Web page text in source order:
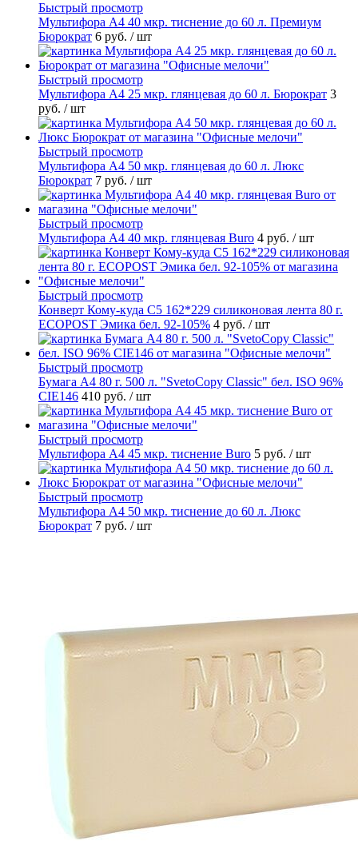
Быстрый просмотр
Мультифора А4 40 мкр. тиснение до 60 л. Премиум
Бюрократ 6 руб. / шт
Быстрый просмотр
Мультифора А4 25 мкр. глянцевая до 60 л. Бюрократ 3
руб. / шт
Быстрый просмотр
Мультифора А4 50 мкр. глянцевая до 60 л. Люкс
Бюрократ 7 руб. / шт
Быстрый просмотр
Мультифора А4 40 мкр. глянцевая Buro 4 руб. / шт
Быстрый просмотр
Конверт Кому-куда С5 162*229 силиконовая лента 80 г.
ECOPOST Эмика бел. 92-105% 4 руб. / шт
Быстрый просмотр
Бумага А4 80 г. 500 л. "SvetoCopy Classic" бел. ISO 96%
CIE146 410 руб. / шт
Быстрый просмотр
Мультифора А4 45 мкр. тиснение Buro 5 руб. / шт
Быстрый просмотр
Мультифора А4 50 мкр. тиснение до 60 л. Люкс
Бюрократ 7 руб. / шт